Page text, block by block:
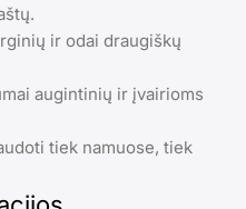
ir odai draugiškų
augintinių ir įvairioms
tiek namuose, tiek